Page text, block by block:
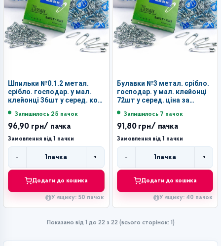
Шпильки №0.1.2 метал.
срібло. господар. у мал.
клейонці 36шт у серед. кор.
Залишилось 25 пачок
96,90 грн/ пачка
Замовлення від 1 пачки
- 1пачка +
Додати до кошика
У ящику: 50 пачок
Булавки №3 метал. срібло.
господар. у мал. клейонці
72шт у серед. ціна за
Залишилось 7 пачок
91,80 грн/ пачка
Замовлення від 1 пачки
- 1пачка +
Додати до кошика
У ящику: 40 пачок
Показано від 1 до 22 з 22 (всього сторінок: 1)